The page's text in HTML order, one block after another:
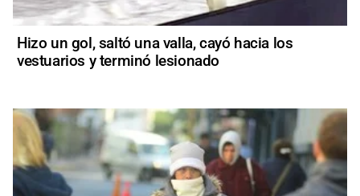
Hizo un gol, saltó una valla, cayó hacia los
vestuarios y terminó lesionado